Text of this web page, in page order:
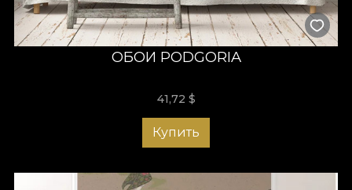
ОБОИ PODGORIA
41,72 $
Купить